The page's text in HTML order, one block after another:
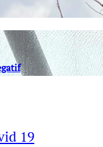
19